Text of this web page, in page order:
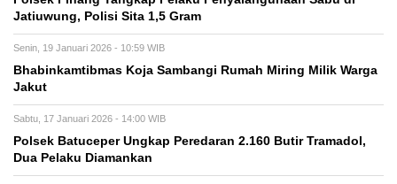
Jatiuwung, Polisi Sita 1,5 Gram
Senin, 19 Januari 2026 - 10:59 WIB
Bhabinkamtibmas Koja Sambangi Rumah Miring Milik Warga
Jakut
Sabtu, 17 Januari 2026 - 14:00 WIB
Polsek Batuceper Ungkap Peredaran 2.160 Butir Tramadol,
Dua Pelaku Diamankan